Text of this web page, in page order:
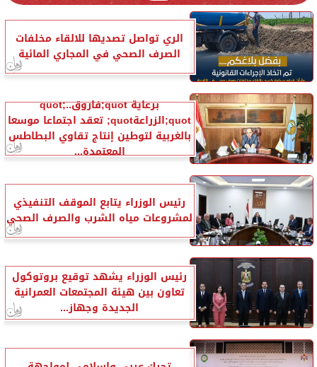
الري تواصل تصديها للالقاء مخلفات
الصرف الصحي في المجاري المائية
برعاية quot;فاروقquot;..
quot;الزراعةquot; تعقد اجتماعا موسعا
بالغربية لتوطين إنتاج تقاوي البطاطس
المعتمدة...
رئيس الوزراء يتابع الموقف التنفيذي
لمشروعات مياه الشرب والصرف الصحي
رئيس الوزراء يشهد توقيع بروتوكول
تعاون بين هيئة المجتمعات العمرانية
الجديدة وجهاز...